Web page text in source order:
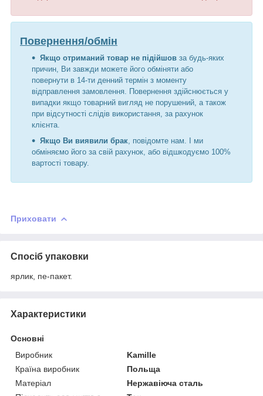
Повернення/обмін
Якщо отриманий товар не підійшов за будь-яких
причин, Ви завжди можете його обміняти або
повернути в 14-ти денний термін з моменту
відправлення замовлення. Повернення здійснюється у
випадки якщо товарний вигляд не порушений, а також
при відсутності слідів використання, за рахунок
клієнта.
Якщо Ви виявили брак , повідомте нам. І ми
обміняємо його за свій рахунок, або відшкодуємо 100%
вартості товару.
Приховати
Спосіб упаковки
ярлик, пе-пакет.
Характеристики
Основні
Виробник
Kamille
Країна виробник
Польща
Матеріал
Нержавіюча сталь